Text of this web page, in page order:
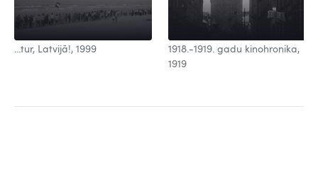
...tur, Latvijā!, 1999
1918.-1919. gadu kinohronika,
1919